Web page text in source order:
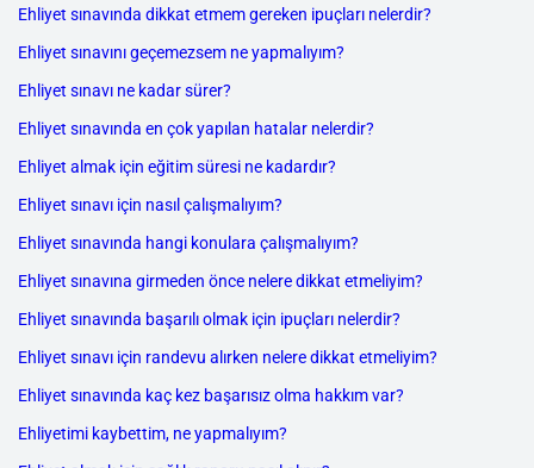
Ehliyet sınavında dikkat etmem gereken ipuçları nelerdir?
Ehliyet sınavını geçemezsem ne yapmalıyım?
Ehliyet sınavı ne kadar sürer?
Ehliyet sınavında en çok yapılan hatalar nelerdir?
Ehliyet almak için eğitim süresi ne kadardır?
Ehliyet sınavı için nasıl çalışmalıyım?
Ehliyet sınavında hangi konulara çalışmalıyım?
Ehliyet sınavına girmeden önce nelere dikkat etmeliyim?
Ehliyet sınavında başarılı olmak için ipuçları nelerdir?
Ehliyet sınavı için randevu alırken nelere dikkat etmeliyim?
Ehliyet sınavında kaç kez başarısız olma hakkım var?
Ehliyetimi kaybettim, ne yapmalıyım?